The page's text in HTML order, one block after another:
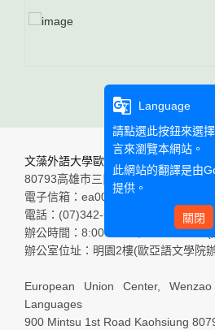
文藻外語大學歐盟觀光文化經貿園區
80793高雄市三民區民族一路900號
電子信箱：ea0002@mail.wzu.edu.tw
電話：(07)342-6031轉分機5001~5002
辦公時間：8:00-12:00, 13:10-17:00(
辦公室位址：明園2樓(歐亞語文學院
European Union Center,
Languages
900 Mintsu 1st Road Kaohsiung
g_translate
Language
請點選此按鈕來選
言來瀏覽本網站。
此網站的翻譯是由
提供。
關閉